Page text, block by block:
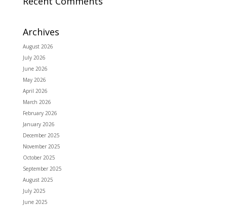
Archives
August 2026
July 2026
June 2026
May 2026
April 2026
March 2026
February 2026
January 2026
December 2025
November 2025
October 2025
September 2025
August 2025
July 2025
June 2025